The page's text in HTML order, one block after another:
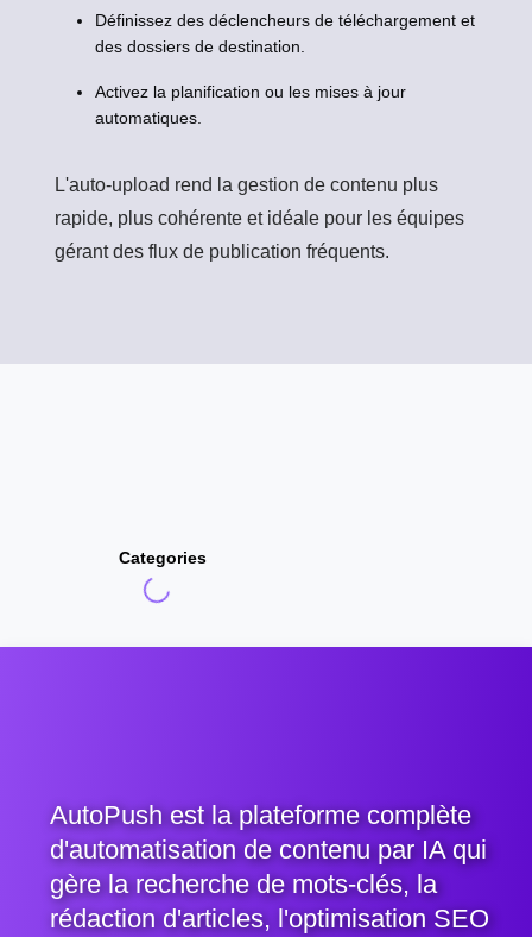
Définissez des déclencheurs de téléchargement et
des dossiers de destination.
Activez la planification ou les mises à jour
automatiques.
L'auto-upload rend la gestion de contenu plus
rapide, plus cohérente et idéale pour les équipes
gérant des flux de publication fréquents.
Categories
AutoPush est la plateforme complète
d'automatisation de contenu par IA qui
gère la recherche de mots-clés, la
rédaction d'articles, l'optimisation SEO